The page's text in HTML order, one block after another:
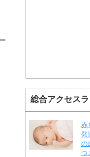
総合アクセス
赤
発
の
つ